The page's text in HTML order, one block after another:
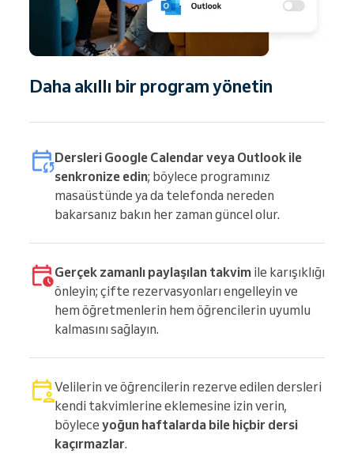
Daha akıllı bir program yönetin
Dersleri Google Calendar veya Outlook ile
senkronize edin; böylece programınız
masaüstünde ya da telefonda nereden
bakarsanız bakın her zaman güncel olur.
Gerçek zamanlı paylaşılan takvim ile karışıklığı
önleyin; çifte rezervasyonları engelleyin ve
hem öğretmenlerin hem öğrencilerin uyumlu
kalmasını sağlayın.
Velilerin ve öğrencilerin rezerve edilen dersleri
kendi takvimlerine eklemesine izin verin,
böylece yoğun haftalarda bile hiçbir dersi
kaçırmazlar.